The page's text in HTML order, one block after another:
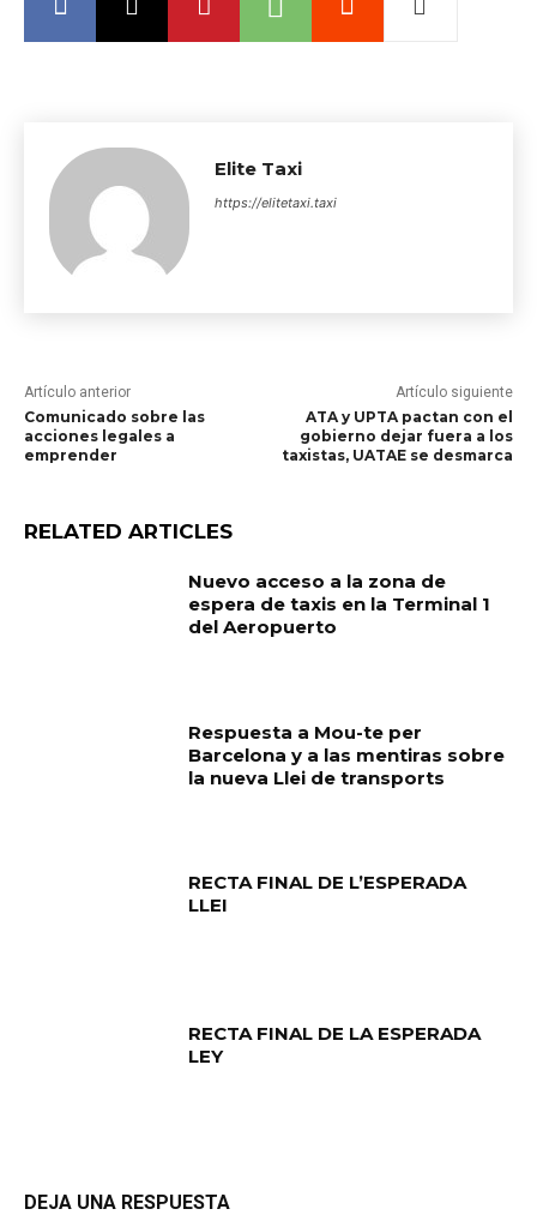
Elite Taxi
https://elitetaxi.taxi
Artículo anterior
Comunicado sobre las
acciones legales a
emprender
Artículo siguiente
ATA y UPTA pactan con el
gobierno dejar fuera a los
taxistas, UATAE se desmarca
RELATED ARTICLES
Nuevo acceso a la zona de
espera de taxis en la Terminal 1
del Aeropuerto
Respuesta a Mou-te per
Barcelona y a las mentiras sobre
la nueva Llei de transports
RECTA FINAL DE L’ESPERADA
LLEI
RECTA FINAL DE LA ESPERADA
LEY
DEJA UNA RESPUESTA